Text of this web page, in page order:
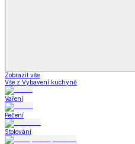
Zobrazit vše
Vše z Vybavení kuchyně
Vaření
Pečení
Stolování